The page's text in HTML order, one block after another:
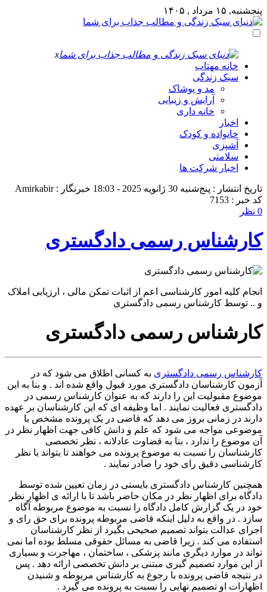
پنجشنبه, ۱۵ مرداد , ۱۴۰۵
x
خانه مهتاب
سبک زندگی
مد و پوشاک
آرایش و زیبایی
خانه داری
اخبار
خانواده و کودک
آشپزی
سلامتی
اخبار شرکت ها
تاریخ انتشار : پنج‌شنبه 30 ژانویه 2025 - 18:03
خبرنگار : Amirkabir
کد خبر : 7153
0 نظر
کارشناس رسمی دادگستری
انجام کلیه امور کارشناسی اعم از اثبات تمکن مالی ، ارزیابی املاک
و .. توسط کارشناس رسمی دادگستری
کارشناس رسمی دادگستری
کارشناس رسمی دادگستری به کسانی اطلاق می شود که در
آزمون کارشناسان دادگستری مورد قبول واقع شده اند . و بنا به این
موضوع مقبولیت این را دارند که به عنوان کارشناس رسمی در
دادگستری فعالیت نمایند . اما وظیفه ای که این کارشناسان بر عهده
دارند در زمانی بروز می دهد که قاضی در یک پرونده مشخص با
موضوعی مواجه می شود که علم و دانش کافی جهت اظهار نظر در
آن موضوع را ندارد ، بنا به قضاوت عادلانه ، نظر تخصصی
کارشناسان را نسبت به موضوع پرونده می خواهند تا بتواند با نظر
کارشناسی دقیق رای خود را صادر نمایند .
همچنین کارشناس دادگستری بایستی در زمان تعیین شده توسط
دادگاه برای اظهار نظر در مکان حاضر باشد تا با ارائه ی اظهار نظر
خود در یک گزارش کامل دادگاه را نسبت به موضوع مربوطه آگاه
سازد . در واقع به دلیل اینکه قاضی مربوطه پرونده برای حق رای و
اجرای عدالت بتواند تصمیم صحیحی بگیرد از نظر کارشناسان
استفاده می کند . زیرا قاضی به مسائل حقوقی مسلط بوده اما نمی
تواند در موارد دیگری مانند پزشکی ، ساختمان ، مهاجرت و بسیاری
از این موارد تصمیم گیری مبتنی بر دانش تخصصی ارائه دهد . پس
در نتیجه قاضی پرونده با رجوع به کارشناس مربوطه و شنیدن
اظهارات او تصمیم نهایی را نسبت به پرونده می گیرد .